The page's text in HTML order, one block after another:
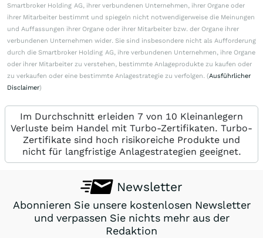
Smartbroker Holding AG, ihrer verbundenen Unternehmen, ihrer Organe oder
ihrer Mitarbeiter bestimmt und spiegeln nicht notwendigerweise die Meinungen
und Auffassungen ihrer Organe oder ihrer Mitarbeiter bzw. der Organe ihrer
verbundenen Unternehmen wider. Sie sind insbesondere nicht als Aufforderung
durch die Smartbroker Holding AG, ihre verbundenen Unternehmen, ihre Organe
oder ihrer Mitarbeiter zu verstehen, bestimmte Anlageprodukte zu kaufen oder
zu verkaufen oder eine bestimmte Anlagestrategie zu verfolgen. (Ausführlicher
Disclaimer)
Im Durchschnitt erleiden 7 von 10 Kleinanlegern
Verluste beim Handel mit Turbo-Zertifikaten. Turbo-
Zertifikate sind hoch risikoreiche Produkte und
nicht für langfristige Anlagestrategien geeignet.
Newsletter
Abonnieren Sie unsere kostenlosen Newsletter
und verpassen Sie nichts mehr aus der
Redaktion